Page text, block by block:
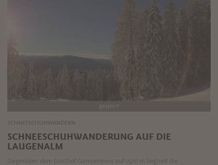
gesperrt
SCHNEESCHUHWANDERUNG AUF DIE
LAUGENALM